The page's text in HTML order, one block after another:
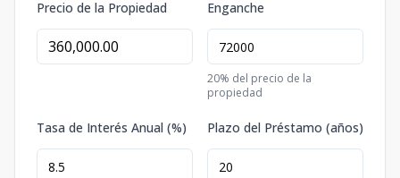
Precio de la Propiedad Enganche
20% del precio de la
propiedad
Tasa de Interés Anual (%) Plazo del Préstamo (años)